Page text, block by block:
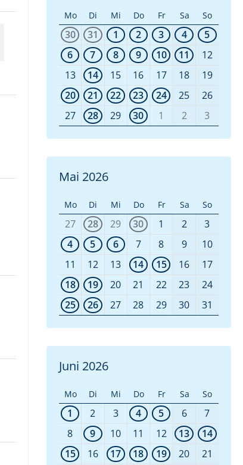
Mo Di Mi Do Fr Sa So
30 31 1 2 3 4
5
6
7 8 9 10 11
12
13
14 15 16 17 18
19
20
21 22 23 24 25
26
27
28 29 30 1 2 3
Mai 2026
Mo Di Mi Do Fr Sa So
27 28 29 30 1 2
3
4
5 6 7 8 9
10
11
12 13 14 15 16
17
18
19 20 21 22 23
24
25
26 27 28 29 30 31
Juni 2026
Mo Di Mi Do Fr Sa So
1 2 3 4 5 6
7
8
9 10 11 12 13
14
15
16 17 18 19 20 21